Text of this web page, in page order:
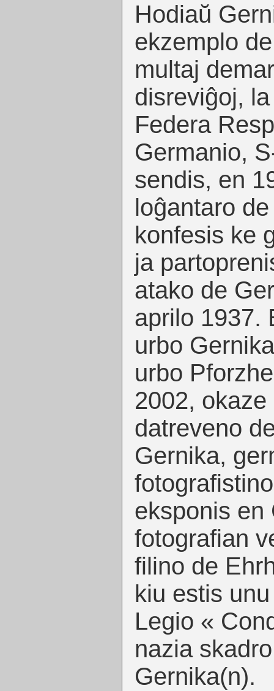
Hodiaŭ
ekzemplo
multaj
disreviĝoj,
Federa
Germanio,
sendis, en
loĝantaro
konfesis ke
ja
atako de
aprilo 1937.
urbo
urbo
2002,
datreveno
Gernika,
eksponis en
fotografian
filino de
kiu estis
Legio «
nazia
Gernika(n).